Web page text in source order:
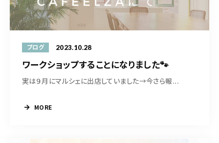
ブログ 2023.10.28
ワークショップすることになりました🐾
実は９月にマルシェに出店していました→今さら報...
MORE